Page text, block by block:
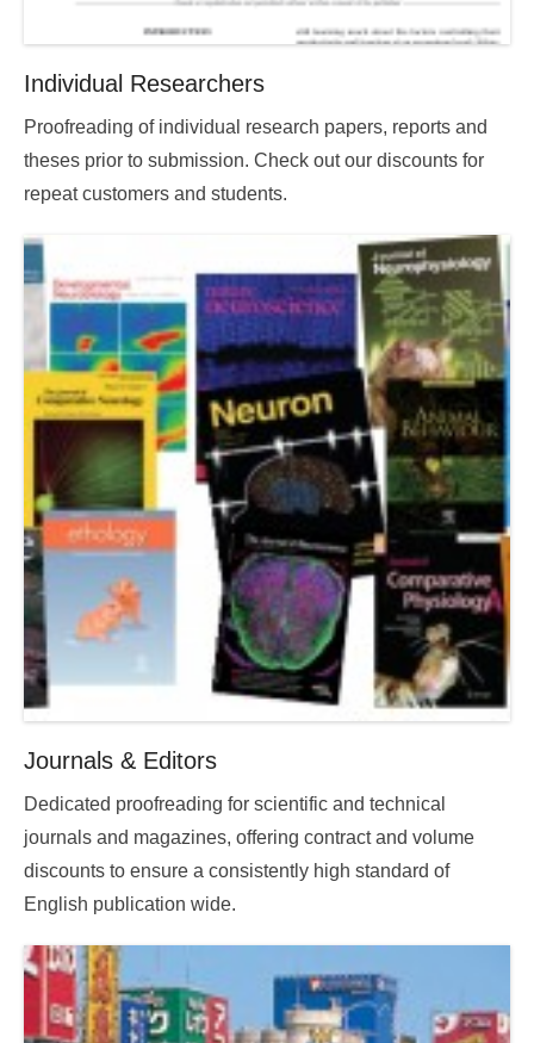
Individual Researchers
Posted
on
12
05:01:01.000000
Proofreading of individual research papers, reports and
theses prior to submission. Check out our discounts for
repeat customers and students.
Journals & Editors
Posted
on
2015-
05:01:01.000000By
Dedicated proofreading for scientific and technical
journals and magazines, offering contract and volume
discounts to ensure a consistently high standard of
English publication wide.